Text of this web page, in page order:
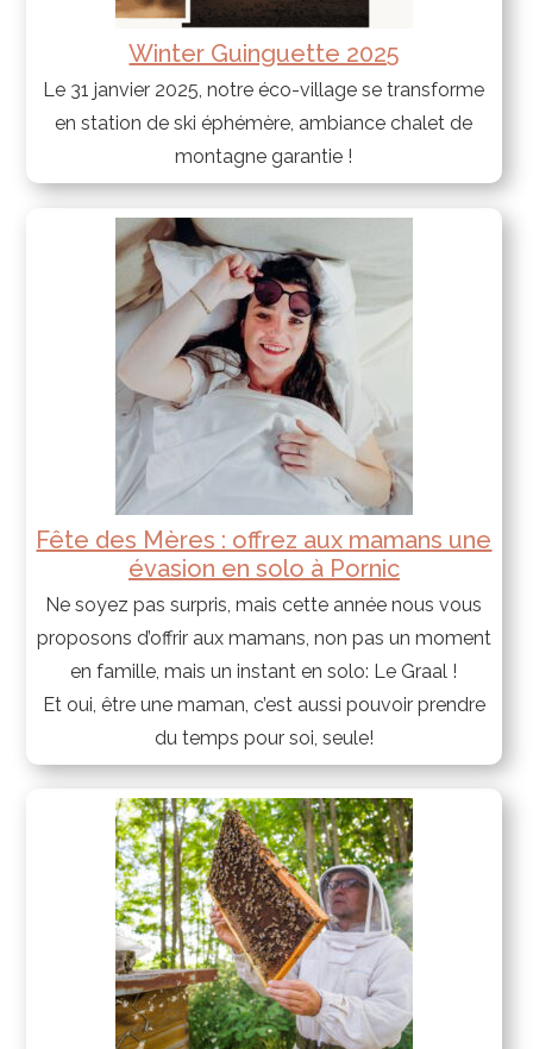
Winter Guinguette 2025
Le 31 janvier 2025, notre éco-village se transforme
en station de ski éphémère, ambiance chalet de
montagne garantie !
Fête des Mères : offrez aux mamans une
évasion en solo à Pornic
Ne soyez pas surpris, mais cette année nous vous
proposons d’offrir aux mamans, non pas un moment
en famille, mais un instant en solo: Le Graal !
Et oui, être une maman, c’est aussi pouvoir prendre
du temps pour soi, seule!